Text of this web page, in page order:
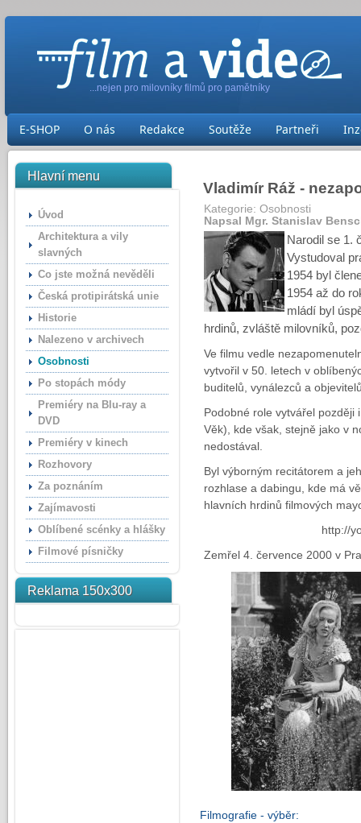
...nejen pro milovníky filmů pro pamětníky
E-SHOP O nás Redakce Soutěže Partneři
Hlavní menu
Úvod
Architektura a vily
slavných
Co jste možná nevěděli
Česká protipirátská unie
Historie
Nalezeno v archivech
Osobnosti
Po stopách módy
Premiéry na Blu-ray a
DVD
Premiéry v kinech
Rozhovory
Za poznáním
Zajímavosti
Oblíbené scénky a hlášky
Filmové písničky
Reklama 150x300
Vladimír Ráž -
Kategorie: Osobnosti
Napsal Mgr. Stanislav
Narodil se 1.
Vystudoval
1954 byl
1954 až do
mládí byl
hrdinů, zvláště milovníků,
Ve filmu vedle
vytvořil v 50. letech v
buditelů, vynálezců a
Podobné role vytvářel později
Věk), kde však, stejně jako v
nedostával.
Byl výborným recitátorem a
rozhlase a dabingu, kde má
hlavních hrdinů filmových
http://
Zemřel 4. července 2000 v
Filmografie - výběr: